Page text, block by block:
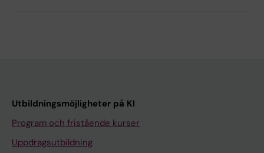
Utbildningsmöjligheter på KI
Program och fristående kurser
Uppdragsutbildning